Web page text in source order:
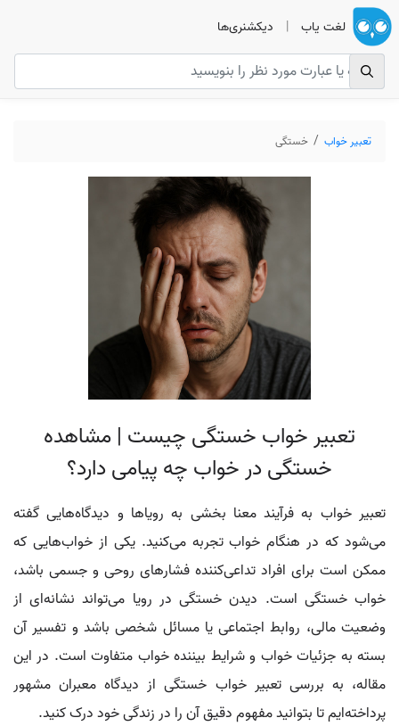
لغت یاب | دیکشنری‌ها
تعبیر خواب خستگی
تعبیر خواب خستگی چیست | مشاهده
خستگی در خواب چه پیامی دارد؟
تعبیر خواب به فرآیند معنا بخشی به رویاها و دیدگاه‌هایی گفته
می‌شود که در هنگام خواب تجربه می‌کنید. یکی از خواب‌هایی که
ممکن است برای افراد تداعی‌کننده فشارهای روحی و جسمی باشد،
خواب خستگی است. دیدن خستگی در رویا می‌تواند نشانه‌ای از
وضعیت مالی، روابط اجتماعی یا مسائل شخصی باشد و تفسیر آن
بسته به جزئیات خواب و شرایط بیننده خواب متفاوت است. در این
مقاله، به بررسی تعبیر خواب خستگی از دیدگاه معبران مشهور
پرداخته‌ایم تا بتوانید مفهوم دقیق آن را در زندگی خود درک کنید.